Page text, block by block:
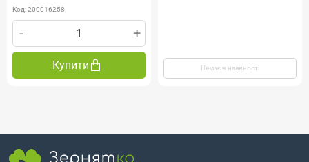
Код: 200016258
- +
Купити Немає в наявності